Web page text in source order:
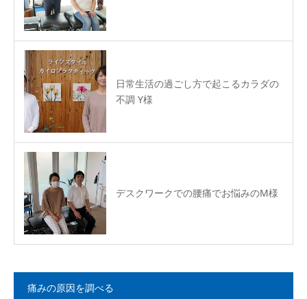
日常生活の過ごし方で起こるカラダの
不調 Y様
デスクワークでの腰痛でお悩みのM様
痛みの原因を調べる